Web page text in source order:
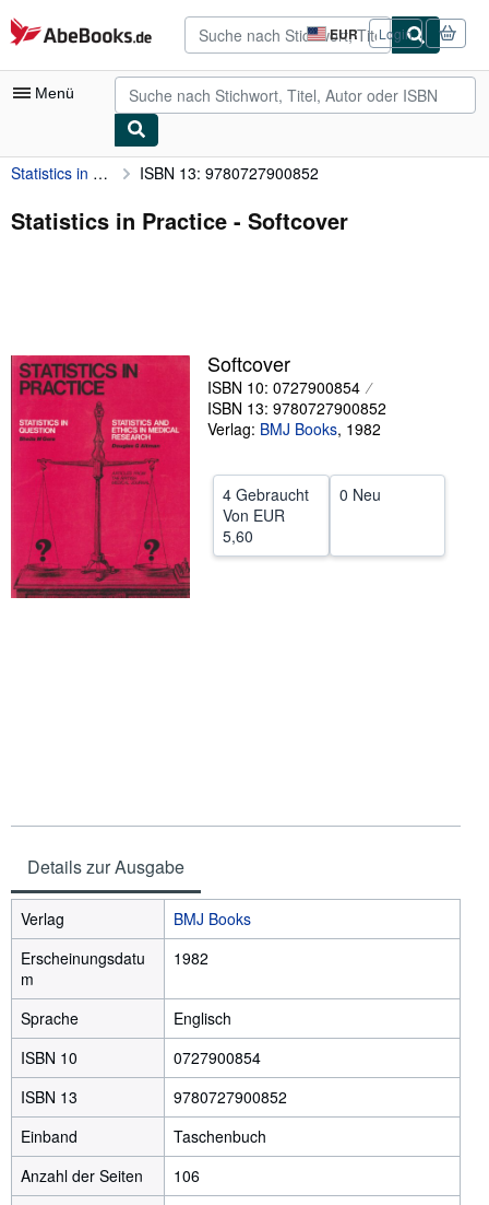
Zum Hauptinhalt
AbeBooks.de EUR
Seite
der
Einkaufseinstellungen.
Login
Menü
Nutzerkonto
Meine Bestellungen
Kunst & Sammlerstücke
Verkäufer werden
Hilfe
SCHLIESSEN
Statistics in Practice ISBN 13: 9780727900852
Statistics in Practice - Softcover
Softcover
ISBN 10: 0727900854
ISBN 13: 9780727900852
Verlag: BMJ Books, 1982
4 Gebraucht
Von EUR
5,60
0 Neu
Details zur Ausgabe
Verlag
BMJ Books
Erscheinungsdatu
m
1982
Sprache
Englisch
ISBN 10
0727900854
ISBN 13
9780727900852
Einband
Taschenbuch
Anzahl der Seiten
106